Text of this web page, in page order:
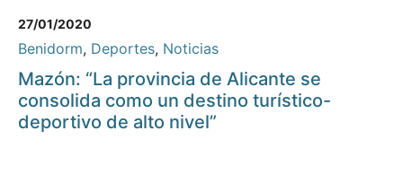
27/01/2020
Benidorm, Deportes, Noticias
Mazón: “La provincia de Alicante se
consolida como un destino turístico-
deportivo de alto nivel”